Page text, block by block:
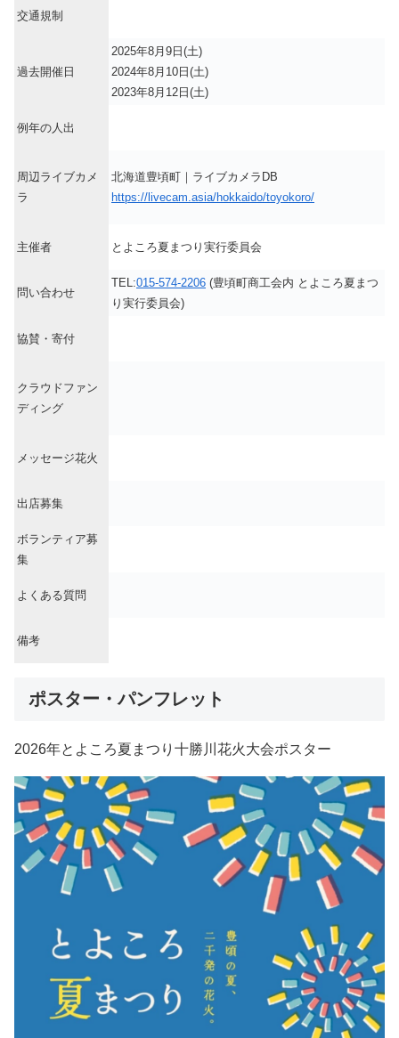
交通規制
過去開催日
2025年8月9日(土)
2024年8月10日(土)
2023年8月12日(土)
例年の人出
周辺ライブカメ
ラ
北海道豊頃町｜ライブカメラDB
https://livecam.asia/hokkaido/toyokoro/
主催者 とよころ夏まつり実行委員会
問い合わせ
TEL:015-574-2206 (豊頃町商工会内 とよころ夏まつ
り実行委員会)
協賛・寄付
クラウドファン
ディング
メッセージ花火
出店募集
ボランティア募
集
よくある質問
備考
ポスター・パンフレット
2026年とよころ夏まつり十勝川花火大会ポスター